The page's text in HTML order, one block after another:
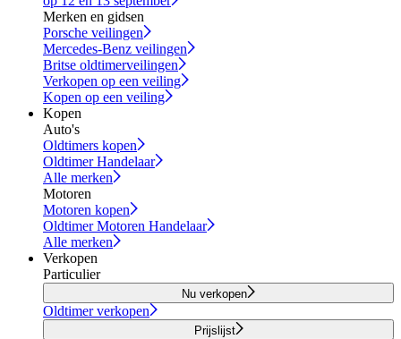
Merken en gidsen
Porsche veilingen
Mercedes-Benz veilingen
Britse oldtimerveilingen
Verkopen op een veiling
Kopen op een veiling
Kopen
Auto's
Oldtimers kopen
Oldtimer Handelaar
Alle merken
Motoren
Motoren kopen
Oldtimer Motoren Handelaar
Alle merken
Verkopen
Particulier
Nu verkopen
Oldtimer verkopen
Prijslijst